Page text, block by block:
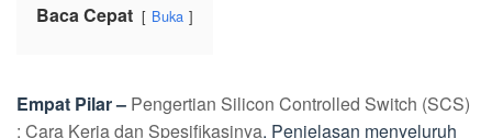
Baca Cepat Buka
Empat Pilar – Pengertian Silicon Controlled Switch (SCS)
: Cara Kerja dan Spesifikasinya. Penjelasan menyeluruh